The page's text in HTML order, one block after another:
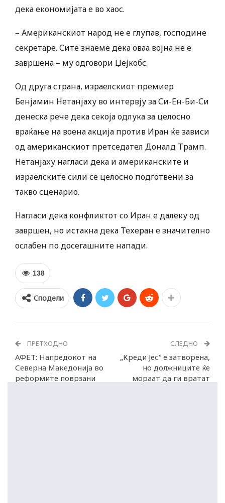
дека економијата е во хаос.
– Американскиот народ не е глупав, господине
секретаре. Сите знаеме дека оваа војна не е
завршена – му одговори Џејкобс.
Од друга страна, израелскиот премиер
Бенјамин Нетанјаху во интервју за Си-Ен-Би-Си
денеска рече дека секоја одлука за целосно
враќање на воена акција против Иран ќе зависи
од американскиот претседател Доналд Трамп.
Нетанјаху нагласи дека и американските и
израелските сили се целосно подготвени за
такво сценарио.
Нагласи дека конфликтот со Иран е далеку од
завршен, но истакна дека Техеран е значително
ослабен по досегашните напади.
138
Сподели
ПРЕТХОДНО
АФЕТ: Напредокот на
Северна Македонија во
реформите поврзани
СЛЕДНО
„Креди Јес“ е затворена,
но должниците ќе
мораат да ги вратат